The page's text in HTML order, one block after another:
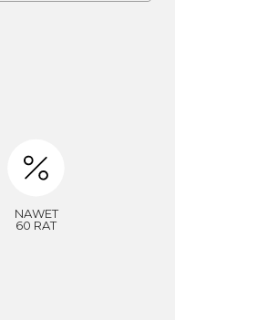
NAWET
60 RAT